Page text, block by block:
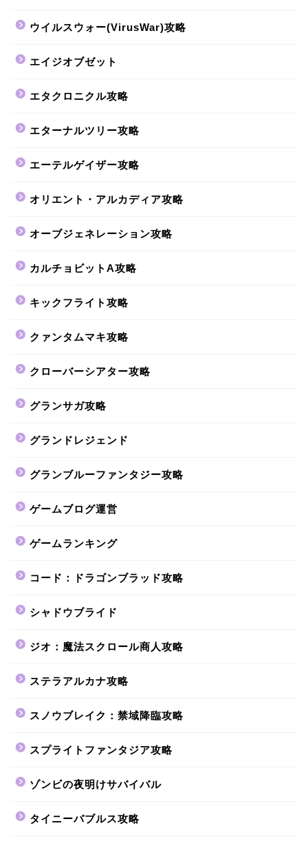
ウイルスウォー(VirusWar)攻略
エイジオブゼット
エタクロニクル攻略
エターナルツリー攻略
エーテルゲイザー攻略
オリエント・アルカディア攻略
オーブジェネレーション攻略
カルチョビットA攻略
キックフライト攻略
クァンタムマキ攻略
クローバーシアター攻略
グランサガ攻略
グランドレジェンド
グランブルーファンタジー攻略
ゲームブログ運営
ゲームランキング
コード：ドラゴンブラッド攻略
シャドウブライド
ジオ：魔法スクロール商人攻略
ステラアルカナ攻略
スノウブレイク：禁域降臨攻略
スプライトファンタジア攻略
ゾンビの夜明けサバイバル
タイニーバブルス攻略